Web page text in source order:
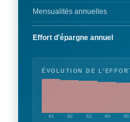
Mensualités annuelles
Effort d'épargne annuel
ÉVOLUTION DE
A1 A2 A3 A4 A5